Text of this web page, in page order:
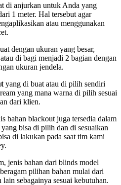
di anjurkan untuk Anda yang
1 meter. Hal tersebut agar
atau menggunakan
dengan ukuran yang besar,
di bagi menjadi 2 bagian dengan
ukuran jendela.
yang di buat atau di pilih sendiri
yang mana warna di pilih sesuai
dari klien.
bahan blackout juga tersedia dalam
bisa di pilih dan di sesuaikan
di lakukan pada saat tim kami
jenis bahan dari blinds model
pilihan bahan mulai dari
sebagainya sesuai kebutuhan.